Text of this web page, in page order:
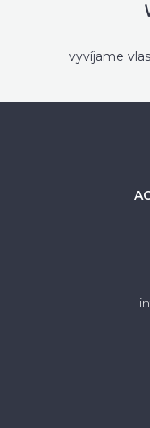
vyvíjame